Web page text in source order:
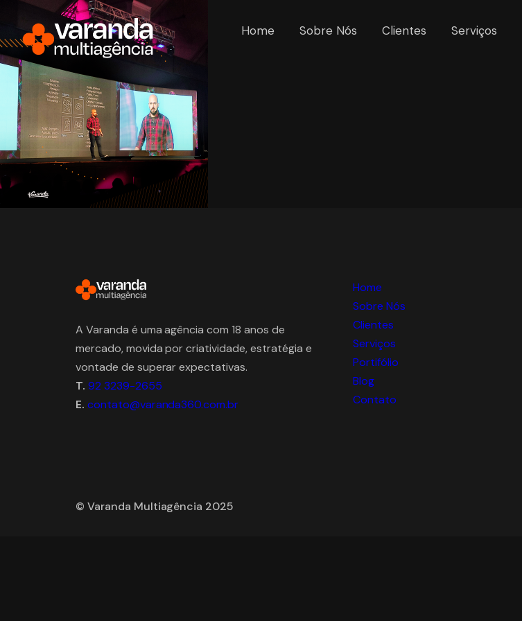
Home Sobre Nós Clientes Serviços
A Varanda é uma agência com 18 anos de
mercado, movida por criatividade, estratégia e
vontade de superar expectativas.
T. 92 3239-2655
E. contato@varanda360.com.br
Home
Sobre Nós
Clientes
Serviços
Portifólio
Blog
Contato
© Varanda Multiagência 2025